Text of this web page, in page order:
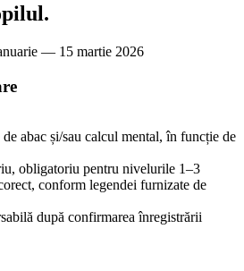
— 15 martie 2026
abac și/sau calcul mental, în funcție de
obligatoriu pentru nivelurile 1–3
conform legendei furnizate de
după confirmarea înregistrării